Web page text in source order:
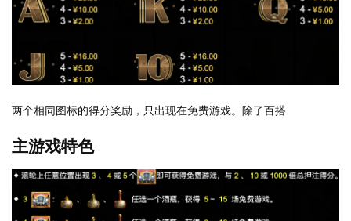
两个相同图标的得分奖励，只出现在免费游戏。除了百搭
主游戏特色